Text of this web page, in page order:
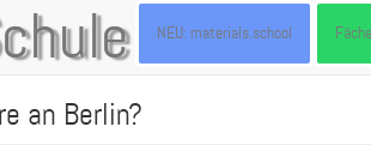
NEU: materials.school
an Berlin?